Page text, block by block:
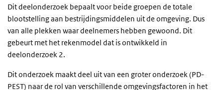
Dit deelonderzoek bepaalt voor beide groepen de totale
blootstelling aan bestrijdingsmiddelen uit de omgeving. Dus
van alle plekken waar deelnemers hebben gewoond. Dit
gebeurt met het rekenmodel dat is ontwikkeld in
deelonderzoek 2.
Dit onderzoek maakt deel uit van een groter onderzoek (PD-
PEST) naar de rol van verschillende omgevingsfactoren in het